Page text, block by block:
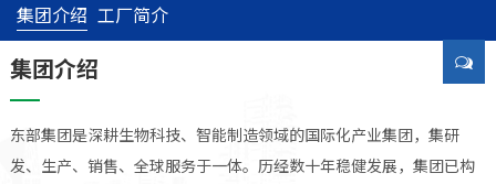
人才招聘
联系我们
集团介绍 工厂简介
集团介绍
东部集团是深耕生物科技、智能制造领域的国际化产业集团，集研
发、生产、销售、全球服务于一体。历经数十年稳健发展，集团已构